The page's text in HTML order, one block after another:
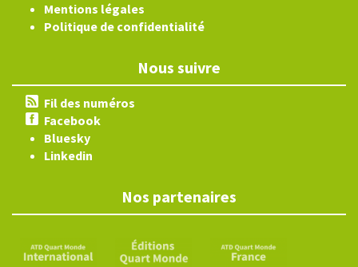
Mentions légales
Politique de confidentialité
Nous suivre
Fil des numéros
Facebook
Bluesky
Linkedin
Nos partenaires